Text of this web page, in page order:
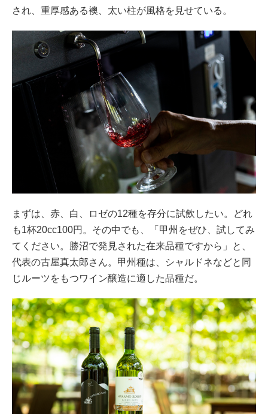
され、重厚感ある襖、太い柱が風格を見せている。
まずは、赤、白、ロゼの12種を存分に試飲したい。どれ
も1杯20cc100円。その中でも、「甲州をぜひ、試してみ
てください。勝沼で発見された在来品種ですから」と、
代表の古屋真太郎さん。甲州種は、シャルドネなどと同
じルーツをもつワイン醸造に適した品種だ。